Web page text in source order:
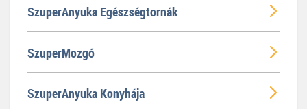
SzuperAnyuka Egészségtornák
SzuperMozgó
SzuperAnyuka Konyhája